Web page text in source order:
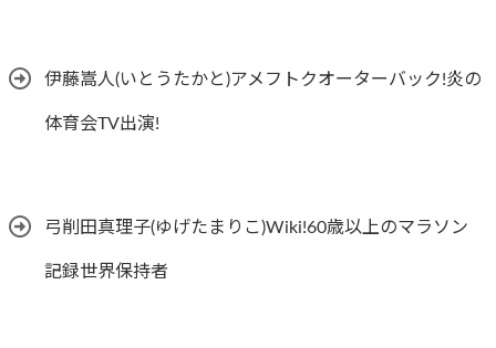
伊藤嵩人(いとうたかと)アメフトクオーターバック!炎の
体育会TV出演!
弓削田真理子(ゆげたまりこ)Wiki!60歳以上のマラソン
記録世界保持者